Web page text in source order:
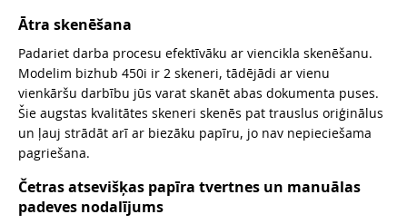
Ātra skenēšana
Padariet darba procesu efektīvāku ar viencikla skenēšanu.
Modelim bizhub 450i ir 2 skeneri, tādējādi ar vienu
vienkāršu darbību jūs varat skanēt abas dokumenta puses.
Šie augstas kvalitātes skeneri skenēs pat trauslus oriģinālus
un ļauj strādāt arī ar biezāku papīru, jo nav nepieciešama
pagriešana.
Četras atsevišķas papīra tvertnes un manuālas
padeves nodalījums